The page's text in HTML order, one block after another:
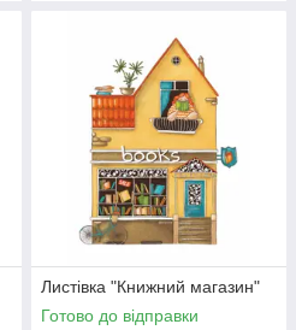
Листівка "Книжний магазин"
Готово до відправки